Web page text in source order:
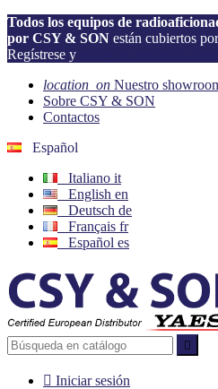
Todos los equipos de
por CSY & SON están cubiertos
Regístrese y
location_on Nuestro
Sobre CSY & SON
Contactos
Español
Italiano it
English en
Deutsch de
Français fr
Español es

 Iniciar sesión